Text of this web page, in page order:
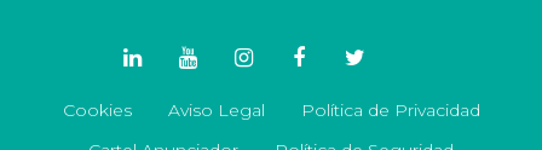
Cookies Aviso Legal
Política de Privacidad